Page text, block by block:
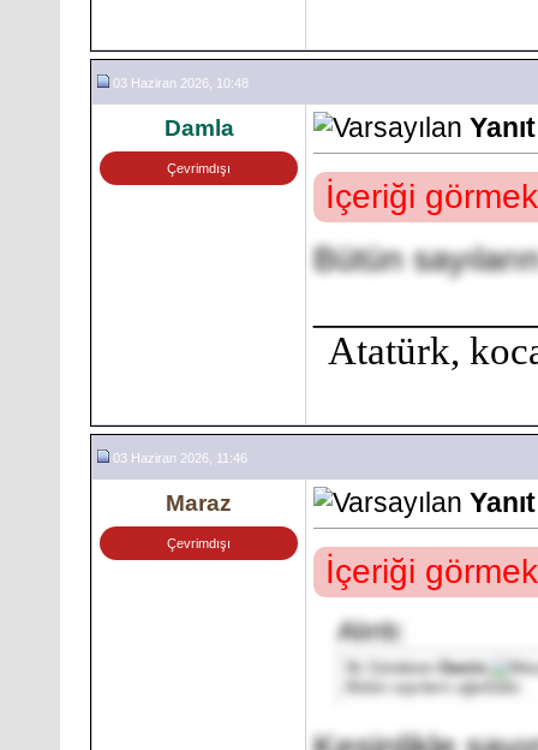
03 Haziran 2026, 10:48
Damla
Çevrimdışı
İçeriği
Bütün
Atatürk,
03 Haziran 2026, 11:46
Maraz
Çevrimdışı
İçeriği
Alıntı:
İlk Gönderen
Damla
Bütün sayıların uğurludur.